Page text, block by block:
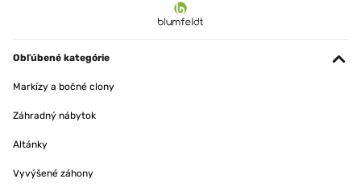
Obľúbené kategórie
Markízy a bočné clony
Záhradný nábytok
Altánky
Vyvýšené záhony